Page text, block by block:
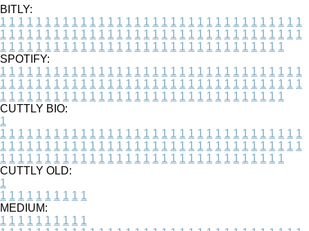
BITLY:
1 1 1 1 1 1 1 1 1 1 1 1 1 1 1 1 1 1 1 1 1 1 1 1 1 1 1 1 1 1 1 1 1 1
1 1 1 1 1 1 1 1 1 1 1 1 1 1 1 1 1 1 1 1 1 1 1 1 1 1 1 1 1 1 1 1 1 1
1 1 1 1 1 1 1 1 1 1 1 1 1 1 1 1 1 1 1 1 1 1 1 1 1 1 1 1 1 1 1 1
SPOTIFY:
1 1 1 1 1 1 1 1 1 1 1 1 1 1 1 1 1 1 1 1 1 1 1 1 1 1 1 1 1 1 1 1 1 1
1 1 1 1 1 1 1 1 1 1 1 1 1 1 1 1 1 1 1 1 1 1 1 1 1 1 1 1 1 1 1 1 1 1
1 1 1 1 1 1 1 1 1 1 1 1 1 1 1 1 1 1 1 1 1 1 1 1 1 1 1 1 1 1 1 1
CUTTLY BIO:
1
1 1 1 1 1 1 1 1 1 1 1 1 1 1 1 1 1 1 1 1 1 1 1 1 1 1 1 1 1 1 1 1 1 1
1 1 1 1 1 1 1 1 1 1 1 1 1 1 1 1 1 1 1 1 1 1 1 1 1 1 1 1 1 1 1 1 1 1
1 1 1 1 1 1 1 1 1 1 1 1 1 1 1 1 1 1 1 1 1 1 1 1 1 1 1 1 1 1 1 1
CUTTLY OLD:
1
1 1 1 1 1 1 1 1 1 1
MEDIUM:
1 1 1 1 1 1 1 1 1 1